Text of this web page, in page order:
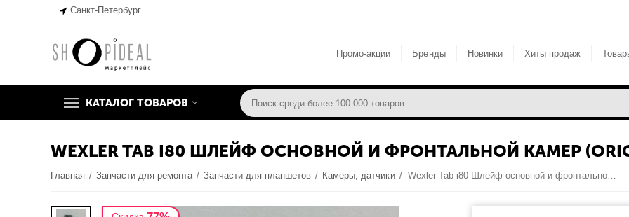
Санкт-Петербург
Промо-акции Бренды Новинки Хиты продаж
КАТАЛОГ ТОВАРОВ
WEXLER TAB I80 ШЛЕЙФ ОСНОВНОЙ И ФРОНТАЛЬНОЙ КАМЕР
Главная / Запчасти для ремонта / Запчасти для планшетов / Камеры, датчики / Wexler Tab i80 Шлейф основной и фронтальной камер (original)
Скидка 77%